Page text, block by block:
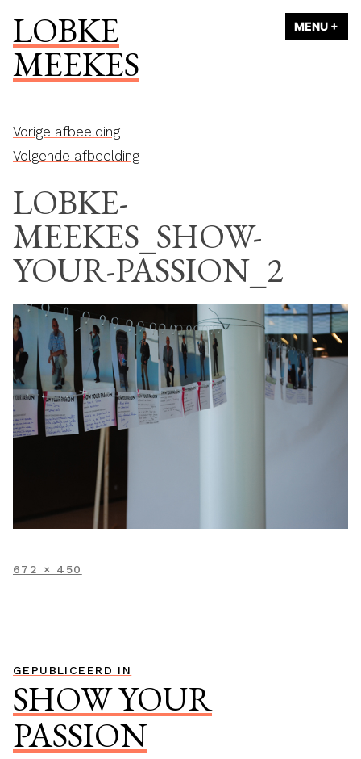
inhoud
springen
LOBKE
MEEKES
MENU +
Vorige afbeelding
Volgende afbeelding
LOBKE-
MEEKES_SHOW-
YOUR-PASSION_2
VOLLEDIGE
672 × 450
Bericht
navigatie
GEPUBLICEERD IN
SHOW YOUR
PASSION